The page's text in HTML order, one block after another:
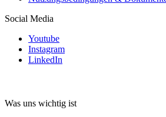
Social Media
Youtube
Instagram
LinkedIn
Was uns wichtig ist